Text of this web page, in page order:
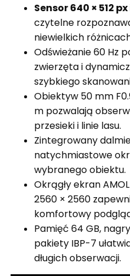
Sensor 640 × 512 px
czytelne
niewielkich
Odświeżanie 60 Hz
zwierzęta i
szybkiego
Obiektyw 50 mm
m pozwalają
przesieki i linie lasu.
Zintegrowany
natychmiastowe
wybranego obiektu.
Okrągły ekran
2560 × 2560
komfortowy
Pamięć 64 GB,
pakiety IBP-7
długich obserwacji.